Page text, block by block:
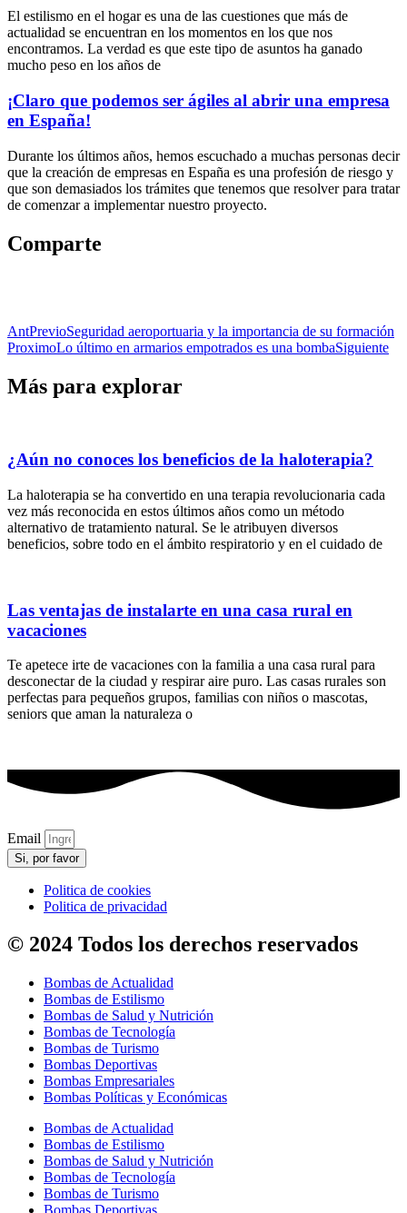
El estilismo en el hogar es una de las cuestiones que más de
actualidad se encuentran en los momentos en los que nos
encontramos. La verdad es que este tipo de asuntos ha ganado
mucho peso en los años de
¡Claro que podemos ser ágiles al abrir una empresa
en España!
Durante los últimos años, hemos escuchado a muchas personas decir
que la creación de empresas en España es una profesión de riesgo y
que son demasiados los trámites que tenemos que resolver para tratar
de comenzar a implementar nuestro proyecto.
Comparte
AntPrevioSeguridad aeroportuaria y la importancia de su formación
ProximoLo último en armarios empotrados es una bombaSiguiente
Más para explorar
¿Aún no conoces los beneficios de la haloterapia?
La haloterapia se ha convertido en una terapia revolucionaria cada
vez más reconocida en estos últimos años como un método
alternativo de tratamiento natural. Se le atribuyen diversos
beneficios, sobre todo en el ámbito respiratorio y en el cuidado de
Las ventajas de instalarte en una casa rural en
vacaciones
Te apetece irte de vacaciones con la familia a una casa rural para
desconectar de la ciudad y respirar aire puro. Las casas rurales son
perfectas para pequeños grupos, familias con niños o mascotas,
seniors que aman la naturaleza o
Email
Si, por favor
Politica de cookies
Politica de privacidad
© 2024 Todos los derechos reservados
Bombas de Actualidad
Bombas de Estilismo
Bombas de Salud y Nutrición
Bombas de Tecnología
Bombas de Turismo
Bombas Deportivas
Bombas Empresariales
Bombas Políticas y Económicas
Bombas de Actualidad
Bombas de Estilismo
Bombas de Salud y Nutrición
Bombas de Tecnología
Bombas de Turismo